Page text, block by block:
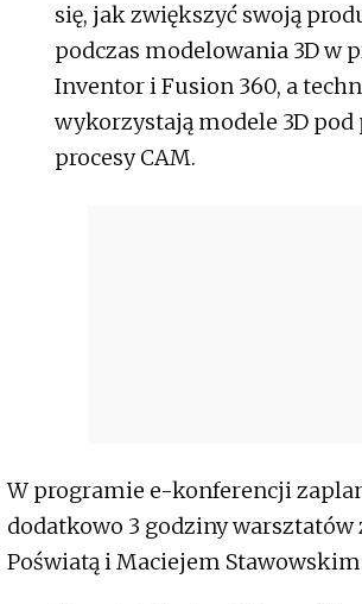
się, jak zwiększyć swoją
podczas modelowania 3D w
Inventor i Fusion 360, a
wykorzystają modele 3D pod
procesy CAM.
W programie e-konferencji
dodatkowo 3 godziny warsztatów
Poświatą i Maciejem